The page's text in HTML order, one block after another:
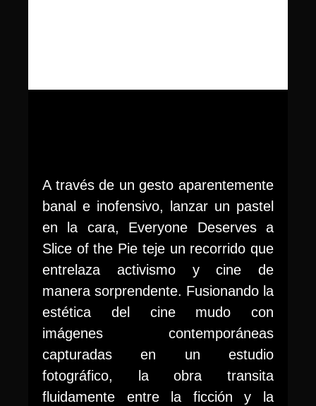
A través de un gesto aparentemente
banal e inofensivo, lanzar un pastel
en la cara, Everyone Deserves a
Slice of the Pie teje un recorrido que
entrelaza activismo y cine de
manera sorprendente. Fusionando la
estética del cine mudo con
imágenes contemporáneas
capturadas en un estudio
fotográfico, la obra transita
fluidamente entre la ficción y la